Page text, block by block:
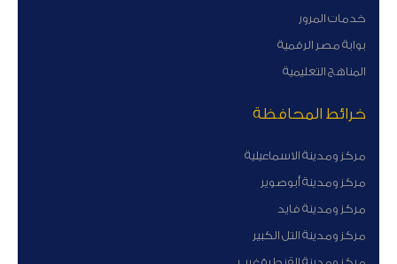
خدمات المرور
بوابة مصر الرقمية
المناهج التعليمية
خرائط المحافظة
مركز ومدينة الاسماعيلية
مركز ومدينة أبوصوير
مركز ومدينة فايد
مركز ومدينة التل الكبير